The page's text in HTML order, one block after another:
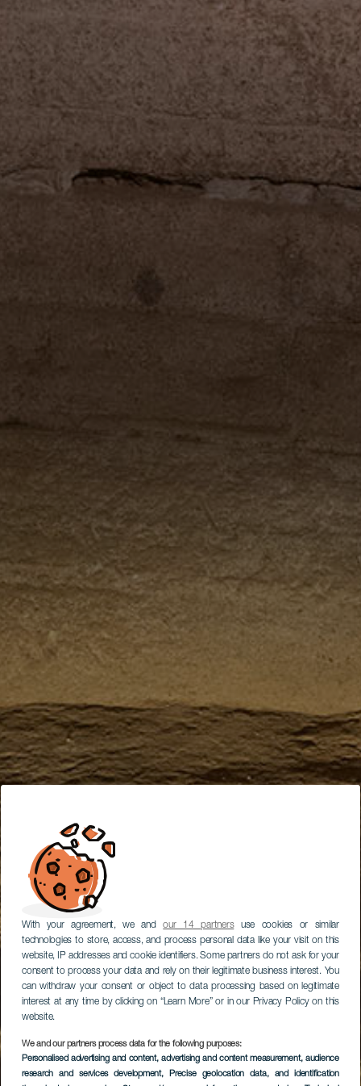
With your agreement, we andour 14 partnersuse cookies or similar
technologies to store, access, and process personal data like your visit on this
website, IP addresses and cookie identifiers. Some partners do not ask for your
consent to process your data and rely on their legitimate business interest. You
can withdraw your consent or object to data processing based on legitimate
interest at any time by clicking on “Learn More” or in our Privacy Policy on this
website.
We and our partners process data for the following purposes:
Personalised advertising and content, advertising and content measurement, audience
research and services development, Precise geolocation data, and identification